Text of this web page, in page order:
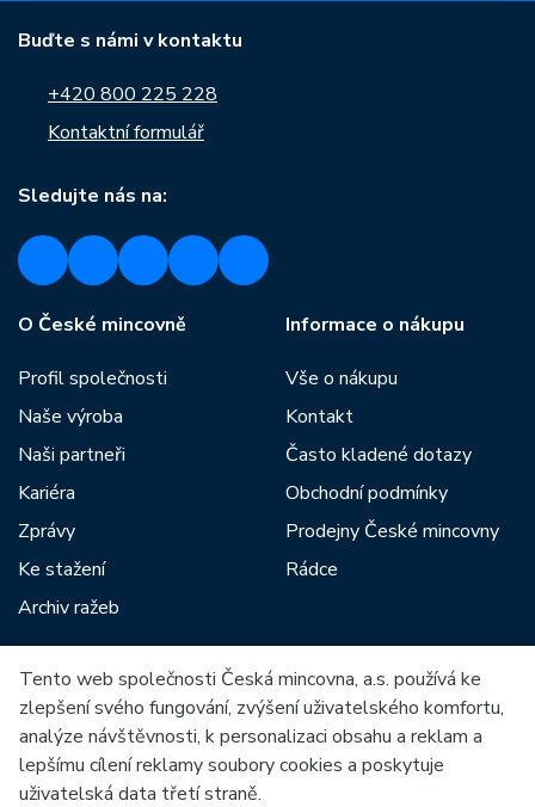
Buďte s námi v kontaktu
+420 800 225 228
Kontaktní formulář
Sledujte nás na:
O České mincovně
Profil společnosti
Naše výroba
Naši partneři
Kariéra
Zprávy
Ke stažení
Archiv ražeb
Informace o nákupu
Vše o nákupu
Kontakt
Často kladené dotazy
Obchodní podmínky
Prodejny České mincovny
Rádce
Mezi naše partnery patří:
Tento web společnosti Česká mincovna, a.s. používá ke
zlepšení svého fungování, zvýšení uživatelského komfortu,
analýze návštěvnosti, k personalizaci obsahu a reklam a
lepšímu cílení reklamy soubory cookies a poskytuje
uživatelská data třetí straně.